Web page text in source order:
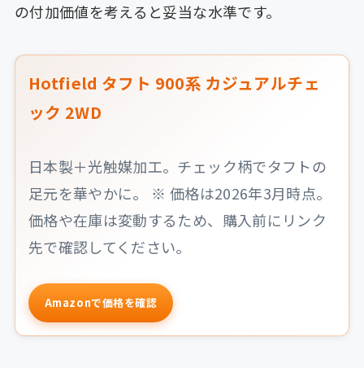
の付加価値を考えると妥当な水準です。
Hotfield タフト 900系 カジュアルチェ
ック 2WD
日本製＋光触媒加工。チェック柄でタフトの
足元を華やかに。 ※ 価格は2026年3月時点。
価格や在庫は変動するため、購入前にリンク
先で確認してください。
Amazonで価格を確認